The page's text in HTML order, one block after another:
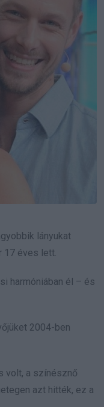
lányukat
17 éves lett.
harmóniában él – és
2004-ben
volt, a színésznő
azt hitték, ez a